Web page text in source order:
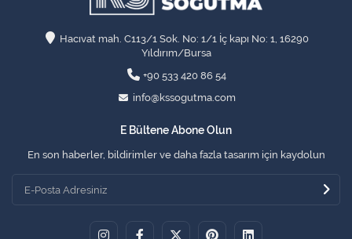
Hacıvat mah. C113/1 Sok. No: 1/1 İç kapı No: 1, 16290
Yıldırım/Bursa
+90 533 420 86 54
info@kssogutma.com
E Bültene Abone Olun
En son haberler, bildirimler ve daha fazla tasarım için kaydolun